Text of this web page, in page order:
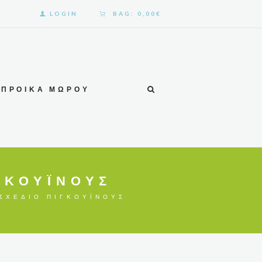
LOGIN BAG: 0,00€
ΠΡΟΊΚΑ ΜΩΡΟΎ
ΠΙΓΚΟΥΪ́ΝΟΥΣ